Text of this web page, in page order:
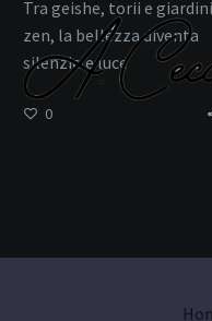
Tra geishe, torii e giardini
zen, la bellezza diventa
silenzio e luce
0